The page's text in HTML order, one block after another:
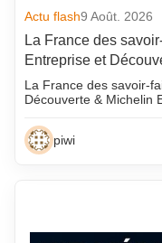
Actu flash9 Août. 2026
La France des
Entreprise et
La France des savoir-
Découverte & Michelin
piwi